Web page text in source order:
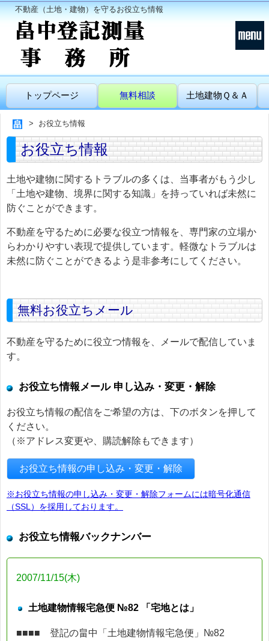
不動産（土地・建物）を守るお役立ち情報
トップページ 無料相談 土地建物Ｑ＆Ａ
お役立ち情報
お役立ち情報
土地や建物に関するトラブルの多くは、当事者がもう少し
「土地や建物、境界に関する知識」を持っていれば未然に
防ぐことができます。
不動産を守るために必要な役立つ情報を、専門家の立場か
らわかりやすい表現で提供しています。軽微なトラブルは
未然に防ぐことができるよう是非参考にしてください。
無料お役立ちメール
不動産を守るために役立つ情報を、メールで配信していま
す。
お役立ち情報メール 申し込み・変更・解除
お役立ち情報の配信をご希望の方は、下のボタンを押して
ください。
（※アドレス変更や、購読解除もできます）
お役立ち情報の申し込み・変更・解除
※お役立ち情報の申し込み・変更・解除フォームには暗号化通信
（SSL）を採用しております。
お役立ち情報バックナンバー
2007/11/15(木)
土地建物情報宅急便 №82 「宅地とは」
■■■■ 登記の畠中「土地建物情報宅急便」№82